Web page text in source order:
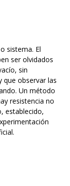
sistema. El
ser olvidados
sin
que observar las
Un método
resistencia no
establecido,